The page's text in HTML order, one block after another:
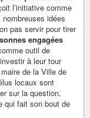
l’initiative comme
idées
pas servir pour tirer
engagées
outil de
à leur tour
de la Ville de
locaux sont
sur la question.
qui fait son bout de